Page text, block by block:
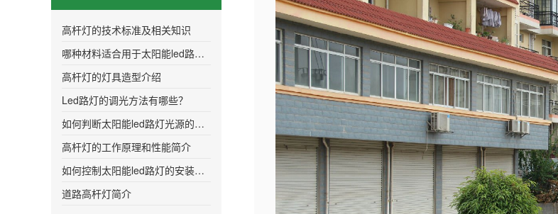
高杆灯的技术标准及相关知识
哪种材料适合用于太阳能led路灯的灯头
高杆灯的灯具造型介绍
Led路灯的调光方法有哪些？
如何判断太阳能led路灯光源的质量
高杆灯的工作原理和性能简介
如何控制太阳能led路灯的安装距离更加合
道路高杆灯简介